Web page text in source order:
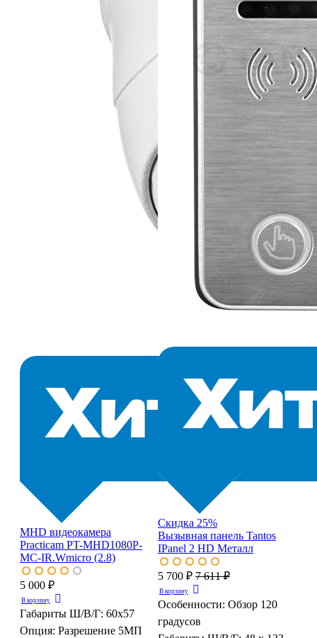
MHD видеокамера
Practicam PT-MHD1080P-
MC-IR.Wmicro (2.8)
5 000 ₽
В корзину
Габариты Ш/В/Г: 60x57
Опция: Разрешение 5МП
Скидка 25%
Вызывная панель Tantos
IPanel 2 HD Металл
5 700 ₽ 7 611 ₽
В корзину
Особенности: Обзор 120
градусов